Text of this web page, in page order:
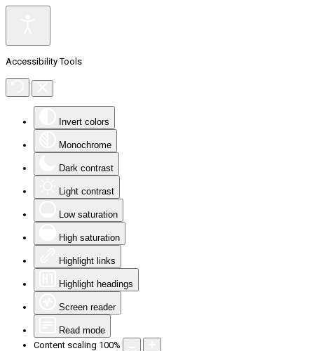
Accessibility Tools
Invert colors
Monochrome
Dark contrast
Light contrast
Low saturation
High saturation
Highlight links
Highlight headings
Screen reader
Read mode
Content scaling 100%